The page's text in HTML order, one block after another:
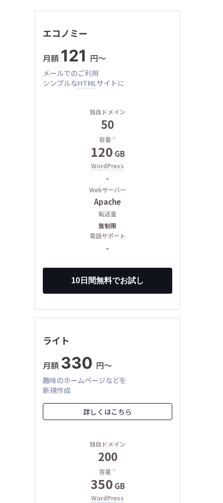
エコノミー
月額 121 円〜
メールでのご利用
シンプルなHTMLサイトに
独自ドメイン
50
容量 ※
120 GB
WordPress
-
Webサーバー
Apache
転送量
無制限
電話サポート
-
ライト
月額 330 円〜
趣味のホームページなどを
新規作成
詳しくはこちら
独自ドメイン
200
容量 ※
350 GB
WordPress